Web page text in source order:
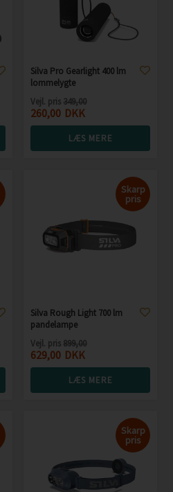
Silva Pro Gearlight 400 lm
lommelygte
Vejl. pris 349,00
260,00 DKK
LÆS MERE
Skarp
pris
Silva Rough Light 700 lm
pandelampe
Vejl. pris 899,00
629,00 DKK
LÆS MERE
Skarp
pris